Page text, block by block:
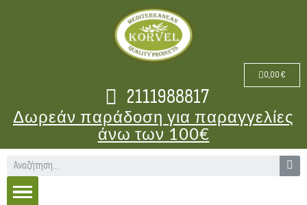
0,00 €
2111988817
Δωρεάν παράδοση για παραγγελίες
άνω των 100€